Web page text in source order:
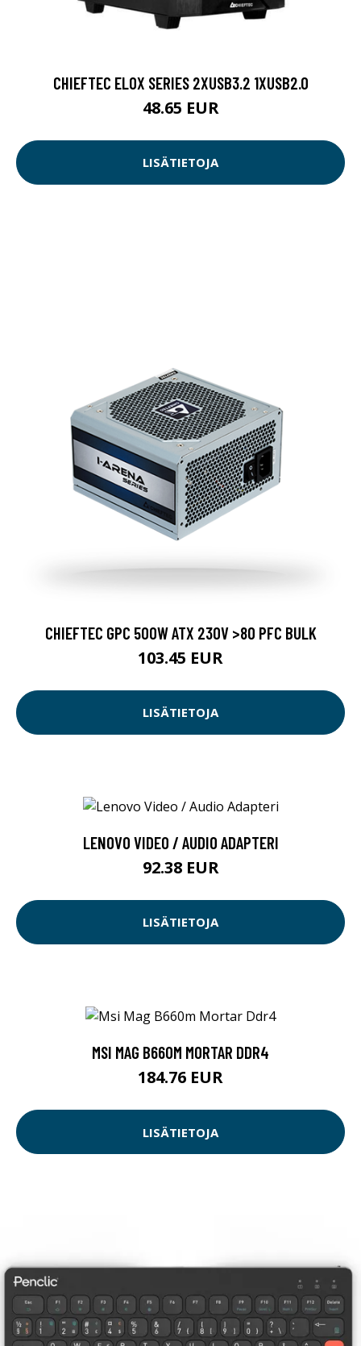
CHIEFTEC ELOX SERIES 2XUSB3.2 1XUSB2.0
48.65 EUR
LISÄTIETOJA
CHIEFTEC GPC 500W ATX 230V >80 PFC BULK
103.45 EUR
LISÄTIETOJA
LENOVO VIDEO / AUDIO ADAPTERI
92.38 EUR
LISÄTIETOJA
MSI MAG B660M MORTAR DDR4
184.76 EUR
LISÄTIETOJA